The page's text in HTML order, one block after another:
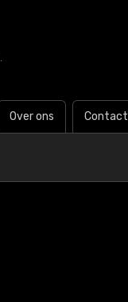
Over ons Contact